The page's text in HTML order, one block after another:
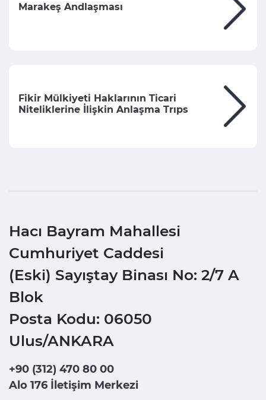
Marakeş Andlaşması
Fikir Mülkiyeti Haklarının Ticari
Niteliklerine İlişkin Anlaşma Trıps
Hacı Bayram Mahallesi
Cumhuriyet Caddesi
(Eski) Sayıştay Binası No: 2/7 A
Blok
Posta Kodu: 06050
Ulus/ANKARA
+90 (312) 470 80 00
Alo 176 İletişim Merkezi